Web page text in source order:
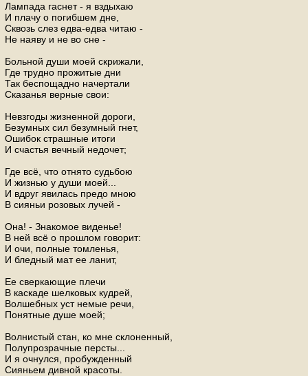
Лампада гаснет - я вздыхаю
И плачу о погибшем дне,
Сквозь слез едва-едва читаю -
Не наяву и не во сне -
Больной души моей скрижали,
Где трудно прожитые дни
Так беспощадно начертали
Сказанья верные свои:
Невзгоды жизненной дороги,
Безумных сил безумный гнет,
Ошибок страшные итоги
И счастья вечный недочет;
Где всё, что отнято судьбою
И жизнью у души моей...
И вдруг явилась предо мною
В сияньи розовых лучей -
Она! - Знакомое виденье!
В ней всё о прошлом говорит:
И очи, полные томленья,
И бледный мат ее ланит,
Ее сверкающие плечи
В каскаде шелковых кудрей,
Волшебных уст немые речи,
Понятные душе моей;
Волнистый стан, ко мне склоненный,
Полупрозрачные персты...
И я очнулся, пробужденный
Сияньем дивной красоты.